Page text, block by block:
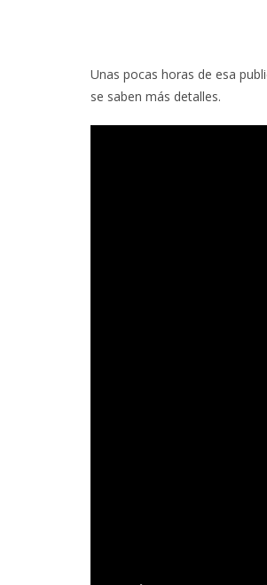
Unas pocas horas de esa
se saben más detalles.